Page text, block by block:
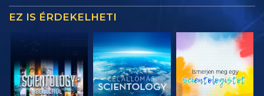
EZ IS ÉRDEKELHETI